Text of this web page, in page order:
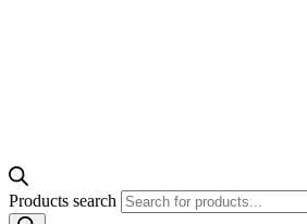
Products search